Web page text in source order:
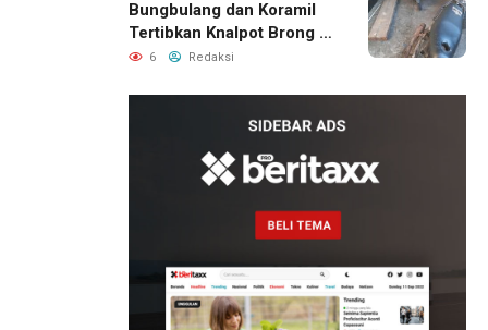
Bungbulang dan Koramil
Tertibkan Knalpot Brong di
Jalan Raya
6 Redaksi